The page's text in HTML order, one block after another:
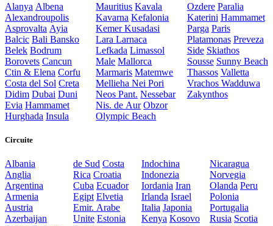
Alanya Albena
Alexandroupolis
Asprovalta Ayia
Balcic Bali Bansko
Belek Bodrum
Borovets Cancun
Ctin & Elena Corfu
Costa del Sol Creta
Didim Dubai Duni
Evia Hammamet
Hurghada Insula
Mauritius Kavala
Kavarna Kefalonia
KemerKusadasi
LaraLarnaca
Lefkada Limassol
Male Mallorca
Marmaris Matemwe
MelliehaNei Pori
Neos Pant. Nessebar
Nis. de Aur Obzor
Olympic Beach
Ozdere Paralia
Katerini Hammamet
Parga Paris
Platamonas Preveza
Side Skiathos
Sousse Sunny Beach
Thassos Valletta
Vrachos Wadduwa
Zakynthos
Circuite
Albania
Anglia
Argentina
Armenia
Austria
Azerbaijan
de Sud Costa
Rica Croatia
Cuba Ecuador
Egipt Elvetia
Emir. Arabe
Unite Estonia
Indochina
Indonezia
Iordania Iran
Irlanda Israel
Italia Japonia
Kenya Kosovo
Nicaragua
Norvegia
Olanda Peru
Polonia
Portugalia
Rusia Scotia